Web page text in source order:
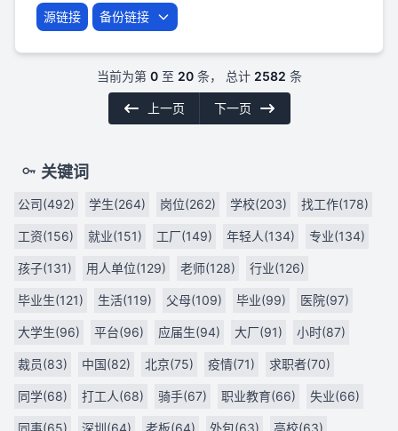
源链接 备份链接
当前为第 0至 20条， 总计 2582 条
上一页 下一页
关键词
公司(492) 学生(264) 岗位(262) 学校(203) 找工作(178)
工资(156) 就业(151) 工厂(149) 年轻人(134) 专业(134)
孩子(131) 用人单位(129) 老师(128) 行业(126)
毕业生(121) 生活(119) 父母(109) 毕业(99) 医院(97)
大学生(96) 平台(96) 应届生(94) 大厂(91) 小时(87)
裁员(83) 中国(82) 北京(75) 疫情(71) 求职者(70)
同学(68) 打工人(68) 骑手(67) 职业教育(66) 失业(66)
同事(65) 深圳(64) 老板(64) 外包(63) 高校(63)